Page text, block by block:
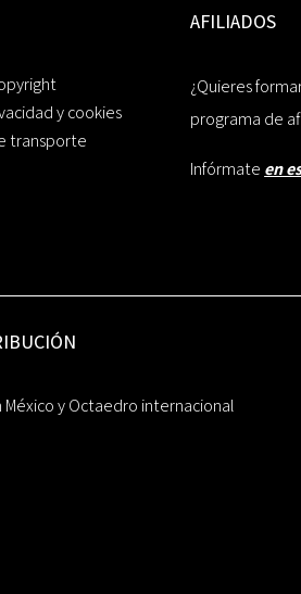
y cookies
transporte
AFILIADOS
¿Quieres
programa de
Infórmate en
México y Octaedro internacional